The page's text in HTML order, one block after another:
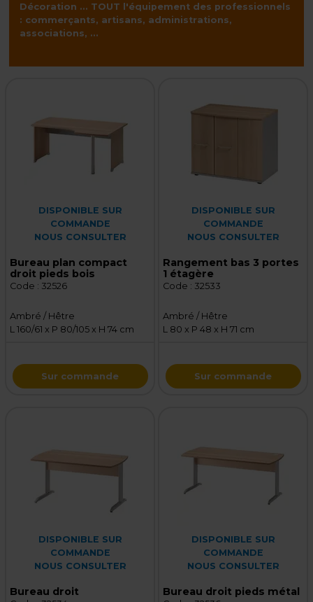
Décoration ... TOUT l'équipement des professionnels
: commerçants, artisans, administrations,
associations, ...
DISPONIBLE SUR
COMMANDE
NOUS CONSULTER
Bureau plan compact
droit pieds bois
Code : 32526
Ambré / Hêtre
L 160/61 x P 80/105 x H 74 cm
Sur commande
DISPONIBLE SUR
COMMANDE
NOUS CONSULTER
Rangement bas 3 portes
1 étagère
Code : 32533
Ambré / Hêtre
L 80 x P 48 x H 71 cm
Sur commande
DISPONIBLE SUR
COMMANDE
NOUS CONSULTER
Bureau droit
DISPONIBLE SUR
COMMANDE
NOUS CONSULTER
Bureau droit pieds métal